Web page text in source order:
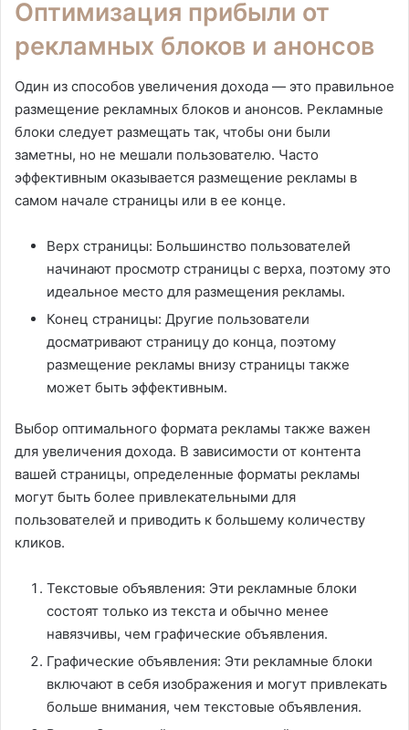
Оптимизация прибыли от
рекламных блоков и анонсов
Один из способов увеличения дохода — это правильное
размещение рекламных блоков и анонсов. Рекламные
блоки следует размещать так, чтобы они были
заметны, но не мешали пользователю. Часто
эффективным оказывается размещение рекламы в
самом начале страницы или в ее конце.
Верх страницы: Большинство пользователей
начинают просмотр страницы с верха, поэтому это
идеальное место для размещения рекламы.
Конец страницы: Другие пользователи
досматривают страницу до конца, поэтому
размещение рекламы внизу страницы также
может быть эффективным.
Выбор оптимального формата рекламы также важен
для увеличения дохода. В зависимости от контента
вашей страницы, определенные форматы рекламы
могут быть более привлекательными для
пользователей и приводить к большему количеству
кликов.
Текстовые объявления: Эти рекламные блоки
состоят только из текста и обычно менее
навязчивы, чем графические объявления.
Графические объявления: Эти рекламные блоки
включают в себя изображения и могут привлекать
больше внимания, чем текстовые объявления.